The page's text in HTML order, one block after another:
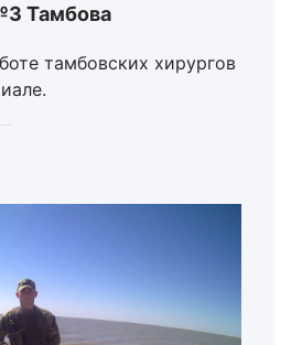
Тамбова
тамбовских хирургов